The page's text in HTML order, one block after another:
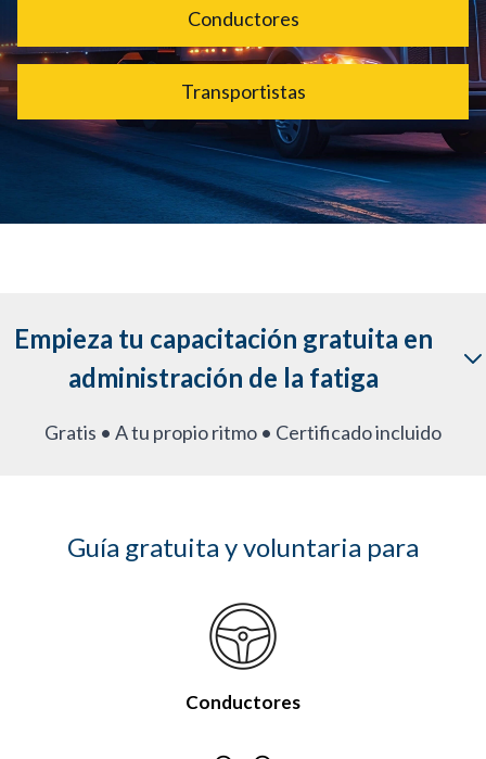
Conductores
Transportistas
Empieza tu capacitación gratuita en
administración de la fatiga
Gratis • A tu propio ritmo • Certificado incluido
Guía gratuita y voluntaria para
Conductores